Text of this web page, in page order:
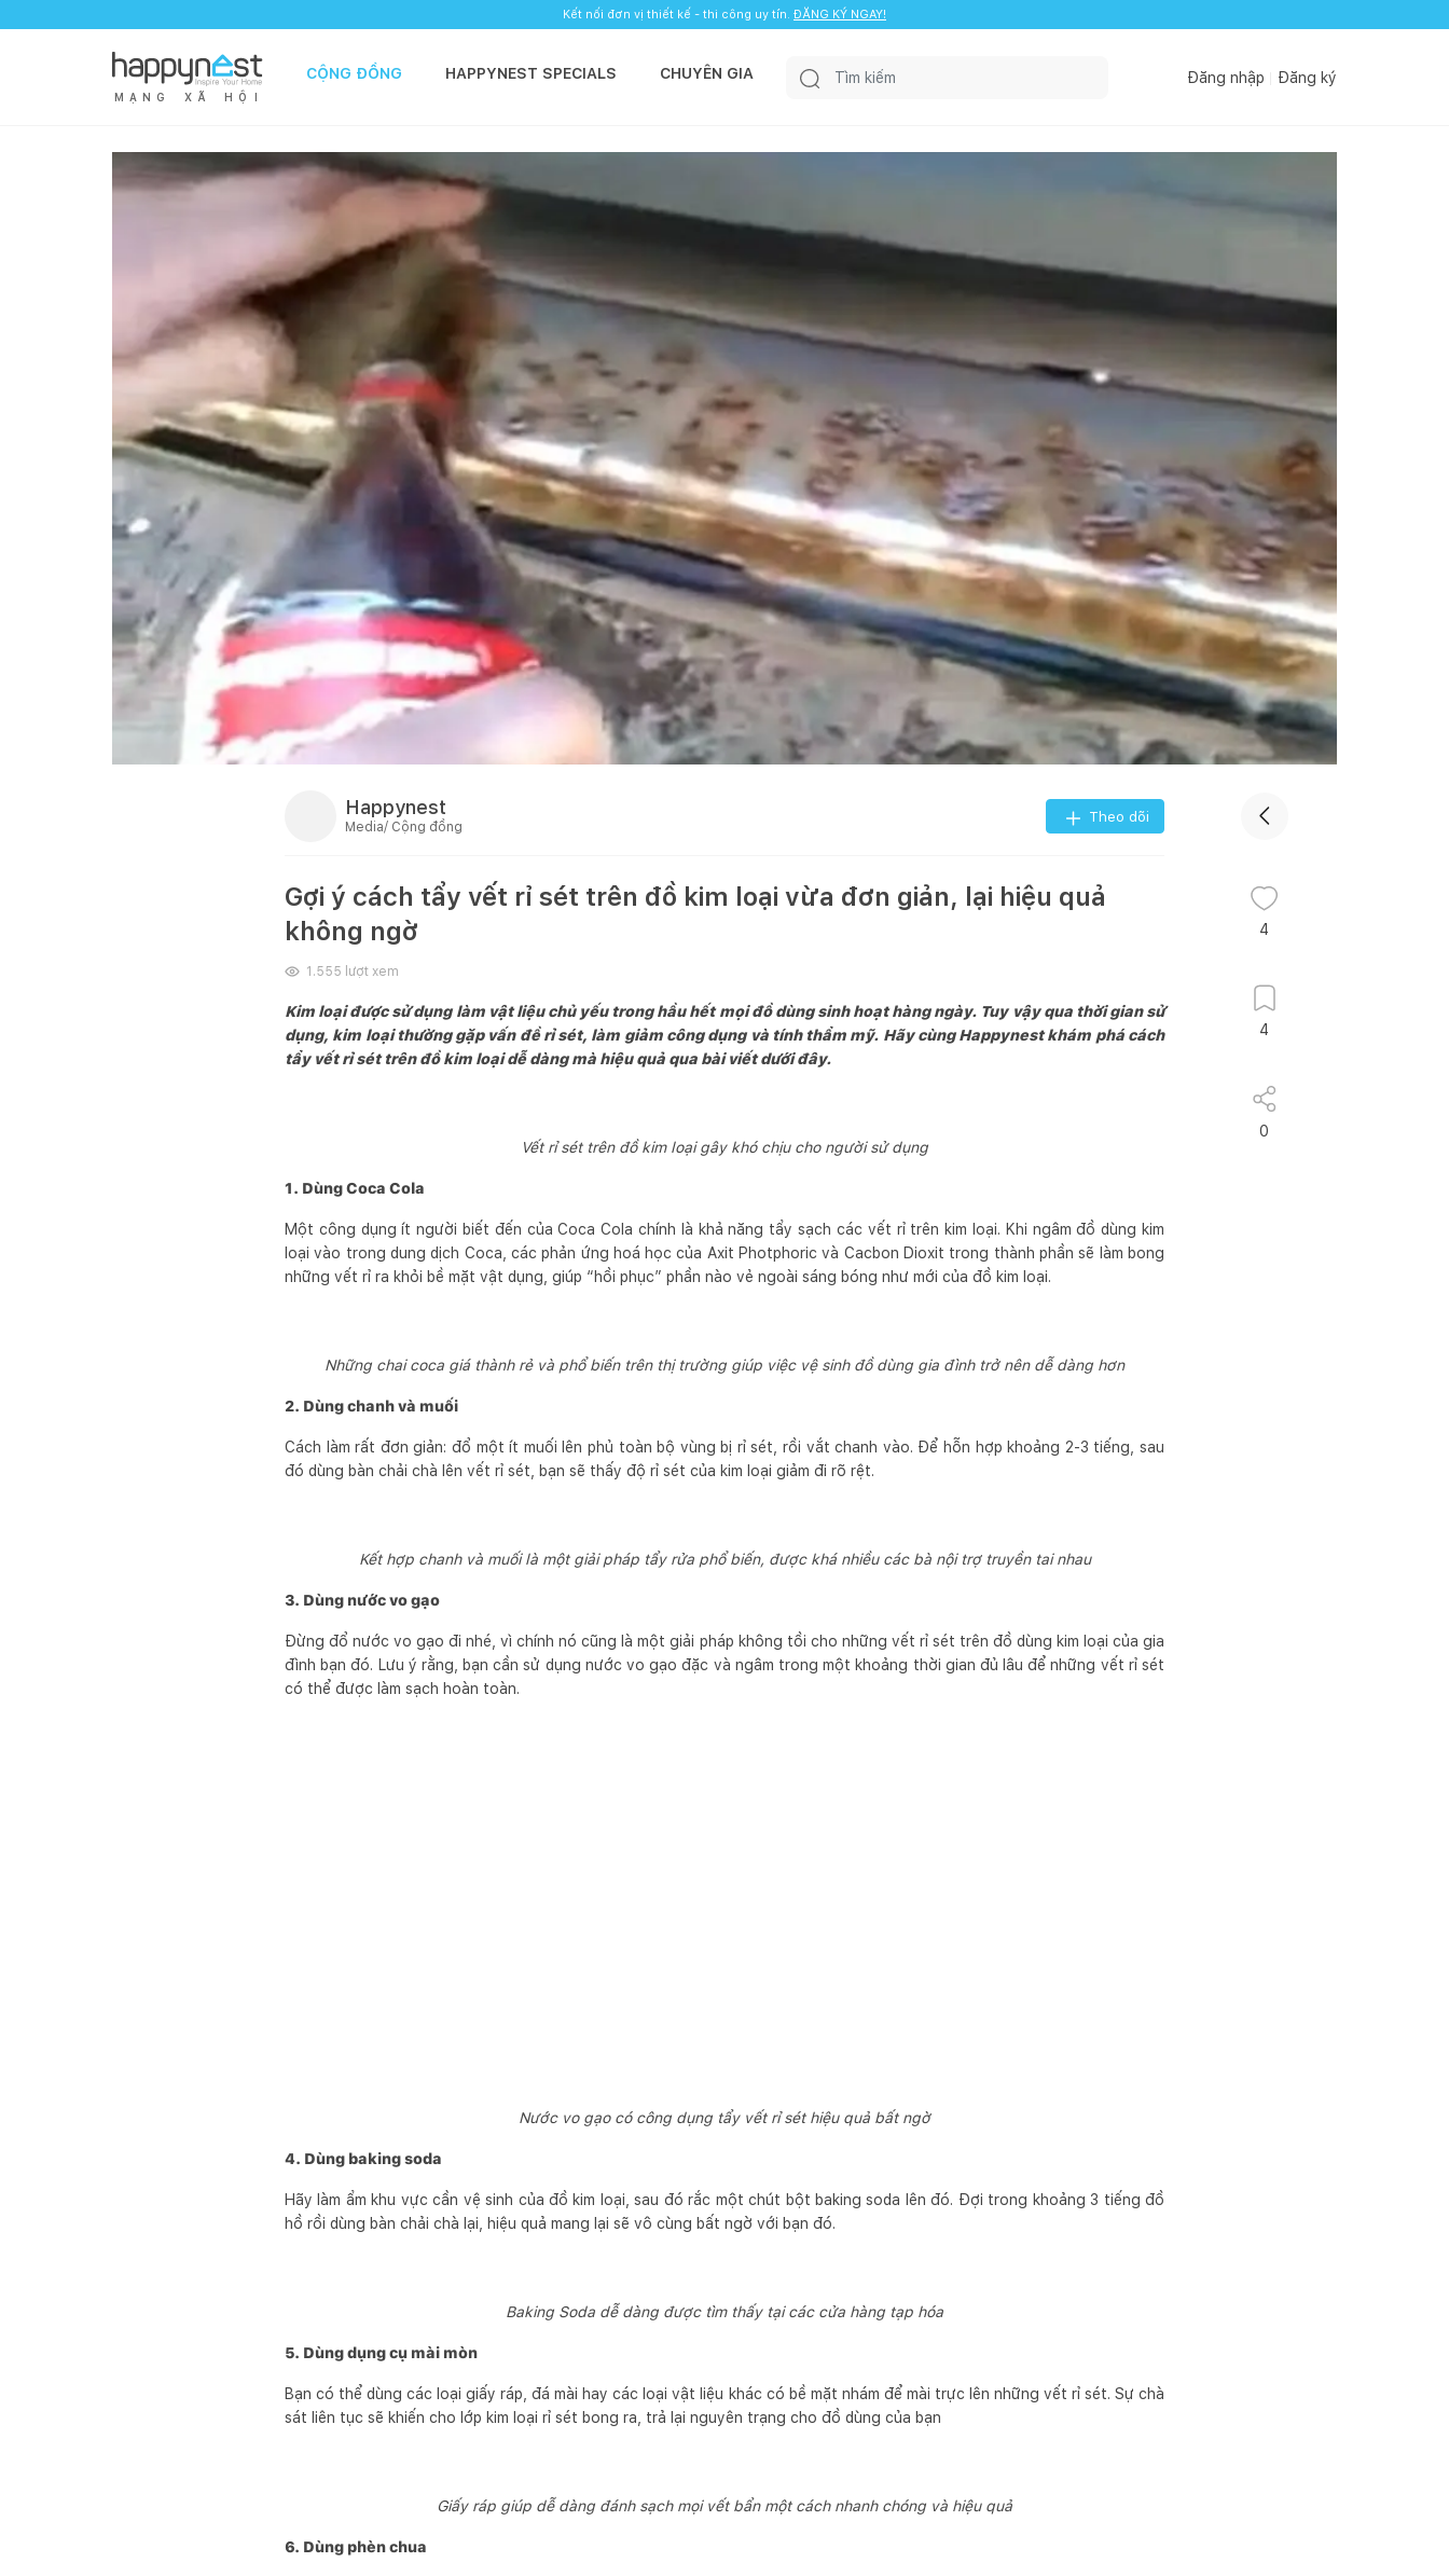
Kết nối đơn vị thiết kế - thi công uy tín. ĐĂNG KÝ NGAY!
M Ạ N G X Ã H Ộ I
CỘNG ĐỒNG HAPPYNEST SPECIALS CHUYÊN GIA Đăng nhập Đăng ký
Happynest
Media/ Cộng đồng
Theo dõi
Gợi ý cách tẩy vết rỉ sét trên đồ kim loại vừa đơn giản, lại hiệu quả
không ngờ
1.555 lượt xem
Kim loại được sử dụng làm vật liệu chủ yếu trong hầu hết mọi đồ dùng sinh hoạt hàng ngày. Tuy vậy qua thời gian sử
dụng, kim loại thường gặp vấn đề rỉ sét, làm giảm công dụng và tính thẩm mỹ. Hãy cùng Happynest khám phá cách
tẩy vết rỉ sét trên đồ kim loại dễ dàng mà hiệu quả qua bài viết dưới đây.
Vết rỉ sét trên đồ kim loại gây khó chịu cho người sử dụng
1. Dùng Coca Cola
Một công dụng ít người biết đến của Coca Cola chính là khả năng tẩy sạch các vết rỉ trên kim loại. Khi ngâm đồ dùng kim
loại vào trong dung dịch Coca, các phản ứng hoá học của Axit Photphoric và Cacbon Dioxit trong thành phần sẽ làm bong
những vết rỉ ra khỏi bề mặt vật dụng, giúp “hồi phục” phần nào vẻ ngoài sáng bóng như mới của đồ kim loại.
Những chai coca giá thành rẻ và phổ biến trên thị trường giúp việc vệ sinh đồ dùng gia đình trở nên dễ dàng hơn
2. Dùng chanh và muối
Cách làm rất đơn giản: đổ một ít muối lên phủ toàn bộ vùng bị rỉ sét, rồi vắt chanh vào. Để hỗn hợp khoảng 2-3 tiếng, sau
đó dùng bàn chải chà lên vết rỉ sét, bạn sẽ thấy độ rỉ sét của kim loại giảm đi rõ rệt.
Kết hợp chanh và muối là một giải pháp tẩy rửa phổ biến, được khá nhiều các bà nội trợ truyền tai nhau
3. Dùng nước vo gạo
Đừng đổ nước vo gạo đi nhé, vì chính nó cũng là một giải pháp không tồi cho những vết rỉ sét trên đồ dùng kim loại của gia
đình bạn đó. Lưu ý rằng, bạn cần sử dụng nước vo gạo đặc và ngâm trong một khoảng thời gian đủ lâu để những vết rỉ sét
có thể được làm sạch hoàn toàn.
Nước vo gạo có công dụng tẩy vết rỉ sét hiệu quả bất ngờ
4. Dùng baking soda
Hãy làm ẩm khu vực cần vệ sinh của đồ kim loại, sau đó rắc một chút bột baking soda lên đó. Đợi trong khoảng 3 tiếng đồ
hồ rồi dùng bàn chải chà lại, hiệu quả mang lại sẽ vô cùng bất ngờ với bạn đó.
Baking Soda dễ dàng được tìm thấy tại các cửa hàng tạp hóa
5. Dùng dụng cụ mài mòn
Bạn có thể dùng các loại giấy ráp, đá mài hay các loại vật liệu khác có bề mặt nhám để mài trực lên những vết rỉ sét. Sự chà
sát liên tục sẽ khiến cho lớp kim loại rỉ sét bong ra, trả lại nguyên trạng cho đồ dùng của bạn
Giấy ráp giúp dễ dàng đánh sạch mọi vết bẩn một cách nhanh chóng và hiệu quả
6. Dùng phèn chua
4
4
0